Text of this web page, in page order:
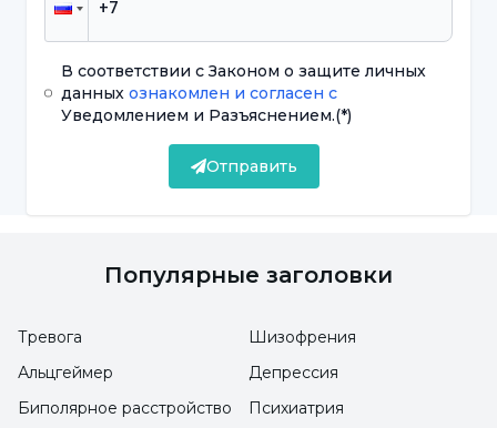
щитовидной железы, брадикардия может
закончиться после лечения этого состояния.
Если проблема связана с используемыми
лекарствами, может потребоваться
снижение уровня препарата, вызывающего
при лечении брадикардии
Если проблема брадикардии сохраняется,
несмотря на все эти корректировки, и
считается, что она наносит значительный
В соответствии с Законом о защите личных
данныхознакомлен и согласен с
Уведомлением и Разъяснением.(*)
Отправить
Популярные заголовки
Тревога
Альцгеймер
Биполярное расстройство
Шизофрения
Депрессия
Психиатрия